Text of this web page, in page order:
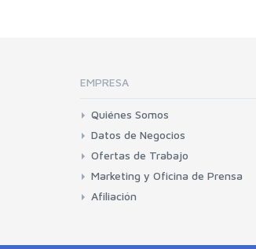
EMPRESA
Quiénes Somos
Datos de Negocios
Ofertas de Trabajo
Marketing y Oficina de Prensa
Afiliación